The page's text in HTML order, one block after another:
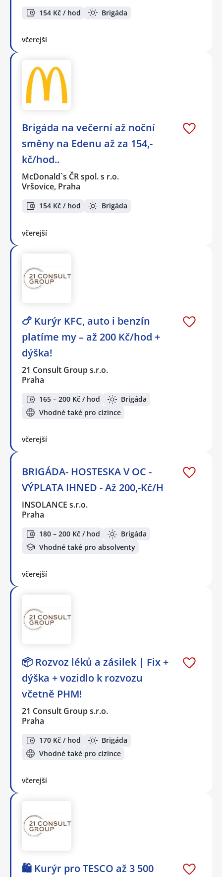
154 Kč / hod Brigáda
včerejší
Brigáda na večerní až noční
směny na Edenu až za 154,-
kč/hod..
McDonald`s ČR spol. s r.o.
Vršovice, Praha
154 Kč / hod Brigáda
včerejší
🍗 Kurýr KFC, auto i benzín
platíme my – až 200 Kč/hod +
dýška!
21 Consult Group s.r.o.
Praha
165 – 200 Kč / hod
Brigáda
Vhodné také pro cizince
včerejší
BRIGÁDA- HOSTESKA V OC -
VÝPLATA IHNED - Až 200,-Kč/H
INSOLANCE s.r.o.
Praha
180 – 200 Kč / hod
Brigáda
Vhodné také pro absolventy
včerejší
📦 Rozvoz léků a zásilek | Fix +
dýška + vozidlo k rozvozu
včetně PHM!
21 Consult Group s.r.o.
Praha
170 Kč / hod
Brigáda
Vhodné také pro cizince
včerejší
🛍️ Kurýr pro TESCO až 3 500